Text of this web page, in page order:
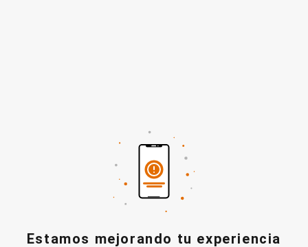
Estamos mejorando tu experiencia